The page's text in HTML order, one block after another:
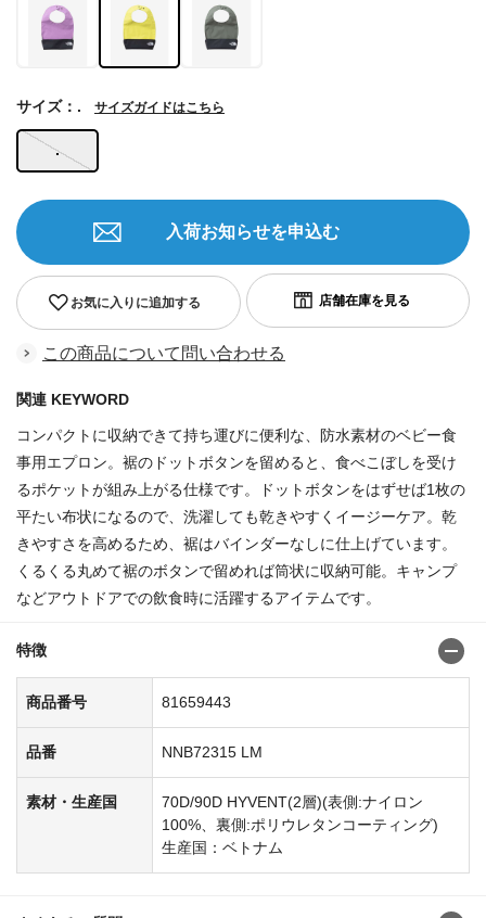
.
サイズ：. サイズガイドはこちら
お気に入りに追加する
入荷お知らせを申込む
この商品について問い合わせる
関連 KEYWORD
コンパクトに収納できて持ち運びに便利な、防水素材のベビー食
事用エプロン。裾のドットボタンを留めると、食べこぼしを受け
るポケットが組み上がる仕様です。ドットボタンをはずせば1枚の
平たい布状になるので、洗濯しても乾きやすくイージーケア。乾
きやすさを高めるため、裾はバインダーなしに仕上げています。
くるくる丸めて裾のボタンで留めれば筒状に収納可能。キャンプ
などアウトドアでの飲食時に活躍するアイテムです。
特徴
商品番号 81659443
品番 NNB72315 LM
素材・生産国
70D/90D HYVENT(2層)(表側:ナイロン
100%、裏側:ポリウレタンコーティング)
生産国：ベトナム